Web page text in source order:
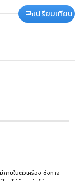
เปรียบเทียบ
ายในตัวเครื่อง ซึ่งทาง